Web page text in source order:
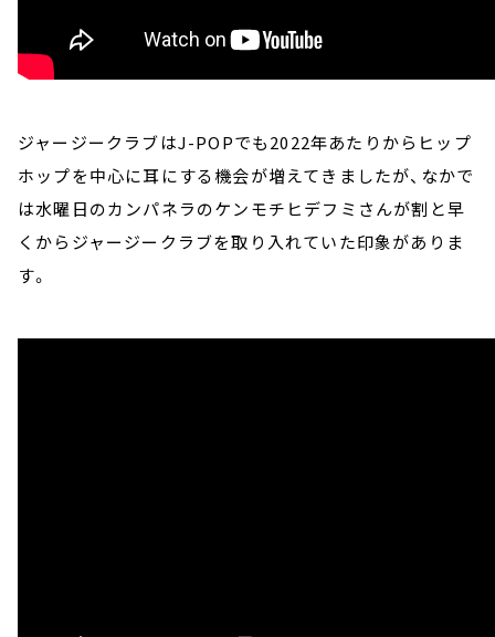
ジャージークラブはJ-POPでも2022年あたりからヒップ
ホップを中心に耳にする機会が増えてきましたが、なかで
は水曜日のカンパネラのケンモチヒデフミさんが割と早
くからジャージークラブを取り入れていた印象がありま
す。